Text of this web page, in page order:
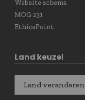
Website schema
MOG 231
EthicsPoint
Land keuzel
Land veranderen